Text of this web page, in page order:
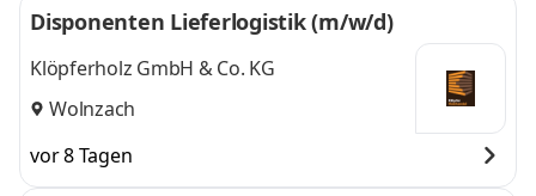
Disponenten Lieferlogistik (m/w/d)
Klöpferholz GmbH & Co. KG
Wolnzach
vor 8 Tagen